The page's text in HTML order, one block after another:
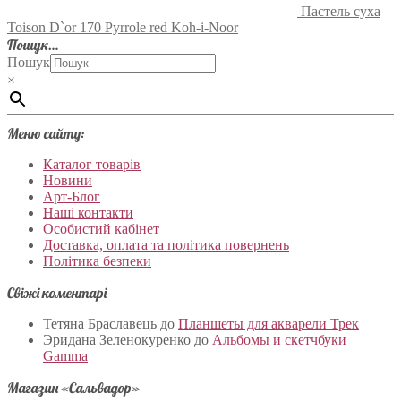
Пастель суха
Toison D`or 170 Pyrrole red Koh-i-Noor
Пошук…
Пошук
×
Меню сайту:
Каталог товарів
Новини
Арт-Блог
Наші контакти
Особистий кабінет
Доставка, оплата та політика повернень
Політика безпеки
Свіжі коментарі
Тетяна Браславець до Планшеты для акварели Трек
Эридана Зеленокуренко до Альбомы и скетчбуки
Gamma
Магазин «Сальвадор»